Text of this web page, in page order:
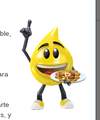
y
fina punta amarillo
amarillo 0,4 mm
y descripción
Comprar